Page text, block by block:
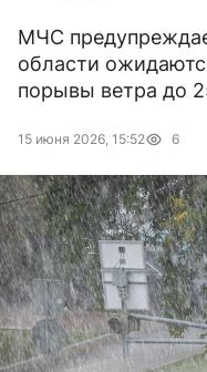
МЧС
области
порывы ветра до
15 июня 2026, 15:52 6